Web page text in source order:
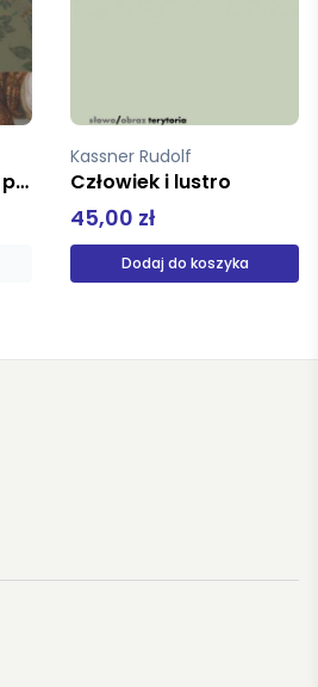
Siedem wykładów z psychologii sztuki
Kassner Rudolf
Człowiek i lustro
45,00 zł
Dodaj do koszyka